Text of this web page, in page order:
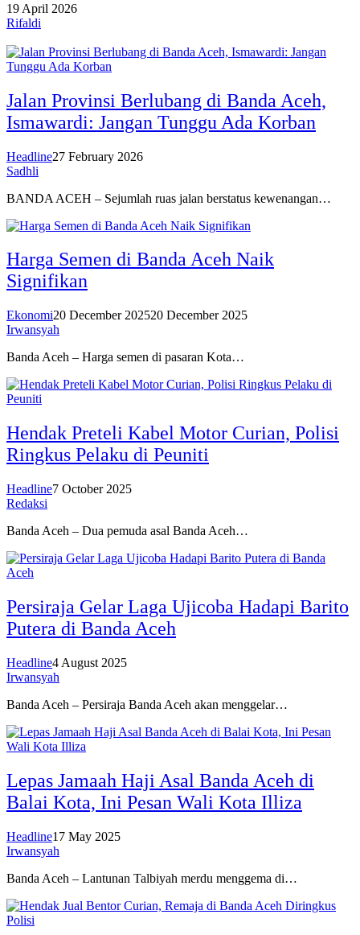
19 April 2026
Rifaldi
Jalan Provinsi Berlubang di Banda Aceh,
Ismawardi: Jangan Tunggu Ada Korban
Headline27 February 2026
Sadhli
BANDA ACEH – Sejumlah ruas jalan berstatus kewenangan…
Harga Semen di Banda Aceh Naik
Signifikan
Ekonomi20 December 202520 December 2025
Irwansyah
Banda Aceh – Harga semen di pasaran Kota…
Hendak Preteli Kabel Motor Curian, Polisi
Ringkus Pelaku di Peuniti
Headline7 October 2025
Redaksi
Banda Aceh – Dua pemuda asal Banda Aceh…
Persiraja Gelar Laga Ujicoba Hadapi Barito
Putera di Banda Aceh
Headline4 August 2025
Irwansyah
Banda Aceh – Persiraja Banda Aceh akan menggelar…
Lepas Jamaah Haji Asal Banda Aceh di
Balai Kota, Ini Pesan Wali Kota Illiza
Headline17 May 2025
Irwansyah
Banda Aceh – Lantunan Talbiyah merdu menggema di…